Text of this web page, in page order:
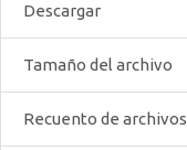
Descargar
Tamaño del archivo
Recuento de archivos